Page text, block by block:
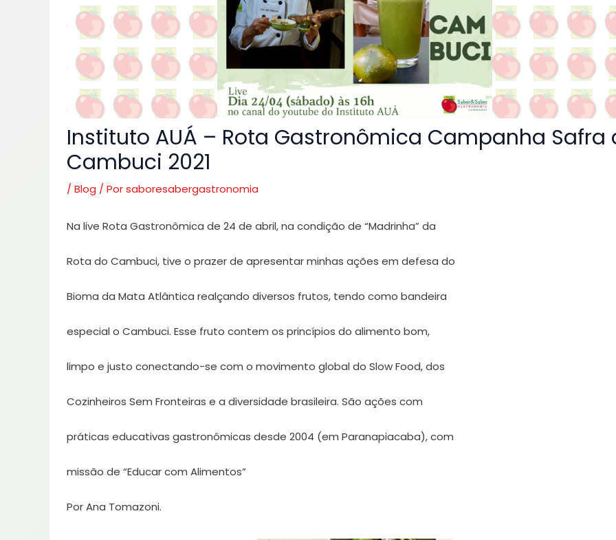
Instituto AUÁ – Rota Gastronômica Campanha Safra
Cambuci 2021
/ Blog / Porsaboresabergastronomia
Na live Rota Gastronômica de 24 de abril, na condição de “Madrinha” da
Rota do Cambuci, tive o prazer de apresentar minhas ações em defesa do
Bioma da Mata Atlântica realçando diversos frutos, tendo como bandeira
especial o Cambuci. Esse fruto contem os princípios do alimento bom,
limpo e justo conectando-se com o movimento global do Slow Food, dos
Cozinheiros Sem Fronteiras e a diversidade brasileira. São ações com
práticas educativas gastronômicas desde 2004 (em Paranapiacaba), com
missão de “Educar com Alimentos”
Por Ana Tomazoni.